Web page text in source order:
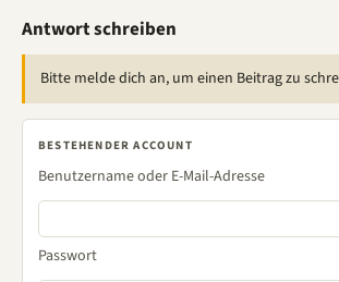
Antwort schreiben
Bitte melde dich an, um einen Beitrag zu
BESTEHENDER ACCOUNT
Benutzername oder E-Mail-Adresse
Passwort